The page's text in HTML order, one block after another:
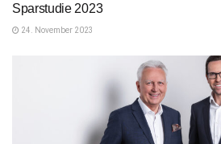
Sparstudie 2023
24. November 2023